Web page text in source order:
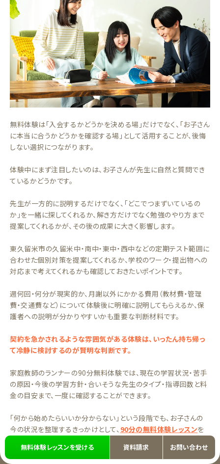
無料体験は「入会するかどうかを決める場」だけでなく、「お子さん
に本当に合うかどうかを確認する場」として活用することが、後悔
しない選択につながります。
体験中にまず注目したいのは、お子さんが先生に自然と質問でき
ているかどうかです。
先生が一方的に説明するだけでなく、「どこでつまずいているの
か」を一緒に探してくれるか、解き方だけでなく勉強のやり方まで
提案してくれるかが、その後の成果に大きく影響します。
東久留米市の久留米中・南中・東中・西中などの定期テスト範囲に
合わせた個別対策を提案してくれるか、学校のワーク・提出物への
対応まで考えてくれるかも確認しておきたいポイントです。
週何回・何分が現実的か、月謝以外にかかる費用（教材費・管理
費・交通費など）について体験後に明確に説明してもらえるか、保
護者への説明が分かりやすいかも重要な判断材料です。
契約を急かされるような雰囲気がある体験は、いったん持ち帰っ
て冷静に検討するのが賢明な判断です。
家庭教師のランナーの90分無料体験では、現在の学習状況・苦手
の原因・今後の学習方針・合いそうな先生のタイプ・指導回数と料
金の目安まで、一度に確認することができます。
「何から始めたらいいか分からない」という段階でも、お子さんの
今の状況を整理するきっかけとして、 90分の無料体験レッスンを
無料体験レッスンを受ける 資料請求 お問い合わせ